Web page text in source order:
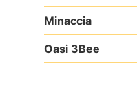
Minaccia
Oasi 3Bee